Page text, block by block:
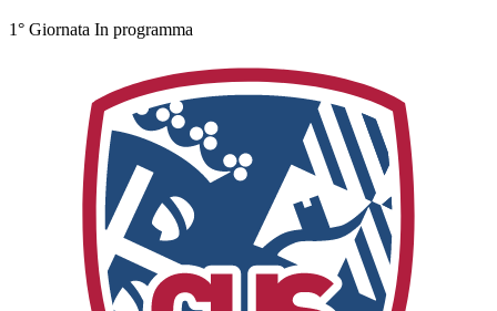
1° Giornata In programma